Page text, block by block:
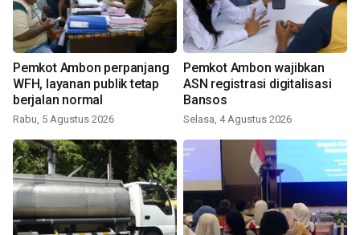
Pemkot Ambon perpanjang
WFH, layanan publik tetap
berjalan normal
Rabu, 5 Agustus 2026
Pemkot Ambon wajibkan
ASN registrasi digitalisasi
Bansos
Selasa, 4 Agustus 2026